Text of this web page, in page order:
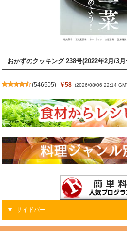
おかずのクッキング 238号(2022年2月/3月
(546505) ￥58 (2026/08/06 22:14
サイドバー